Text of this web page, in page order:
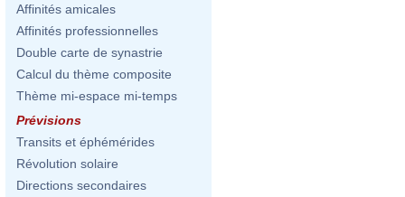
Affinités amicales
Affinités professionnelles
Double carte de synastrie
Calcul du thème composite
Thème mi-espace mi-temps
Prévisions
Transits et éphémérides
Révolution solaire
Directions secondaires